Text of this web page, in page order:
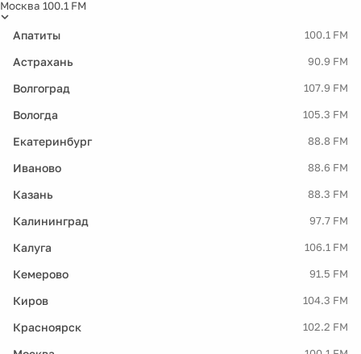
Москва 100.1 FM
Апатиты 100.1 FM
Астрахань 90.9 FM
Волгоград 107.9 FM
Вологда 105.3 FM
Екатеринбург 88.8 FM
Иваново 88.6 FM
Казань 88.3 FM
Калининград 97.7 FM
Калуга 106.1 FM
Кемерово 91.5 FM
Киров 104.3 FM
Красноярск 102.2 FM